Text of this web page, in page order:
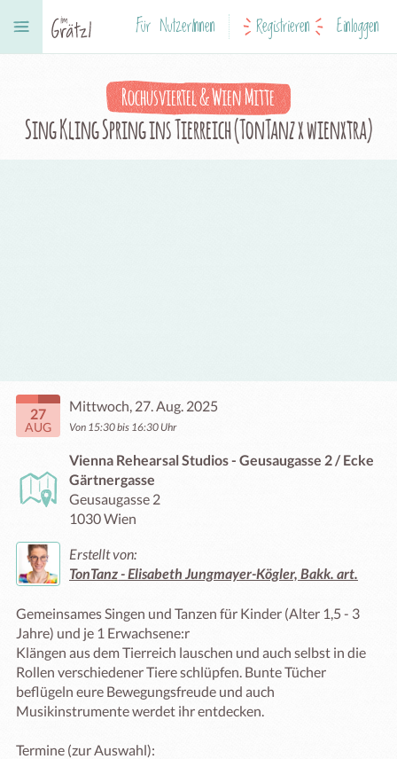
Für NutzerInnen Registrieren Einloggen
Rochusviertel & Wien Mitte
Sing Kling Spring ins Tierreich (TonTanz x wienxtra)
27
AUG
Mittwoch, 27. Aug. 2025
Von 15:30 bis 16:30 Uhr
Vienna Rehearsal Studios - Geusaugasse 2 / Ecke
Gärtnergasse
Geusaugasse 2
1030 Wien
Erstellt von:
TonTanz - Elisabeth Jungmayer-Kögler, Bakk. art.
Gemeinsames Singen und Tanzen für Kinder (Alter 1,5 - 3
Jahre) und je 1 Erwachsene:r
Klängen aus dem Tierreich lauschen und auch selbst in die
Rollen verschiedener Tiere schlüpfen. Bunte Tücher
beflügeln eure Bewegungsfreude und auch
Musikinstrumente werdet ihr entdecken.
Termine (zur Auswahl):